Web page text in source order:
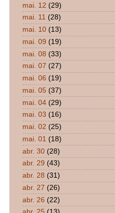
mai. 12 (29)
mai. 11 (28)
mai. 10 (13)
mai. 09 (19)
mai. 08 (33)
mai. 07 (27)
mai. 06 (19)
mai. 05 (37)
mai. 04 (29)
mai. 03 (16)
mai. 02 (25)
mai. 01 (18)
abr. 30 (28)
abr. 29 (43)
abr. 28 (31)
abr. 27 (26)
abr. 26 (22)